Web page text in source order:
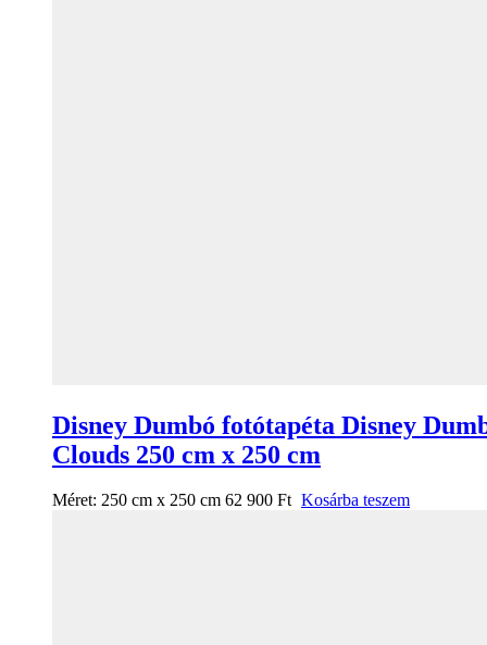
Disney Dumbó fotótapéta Disney
Clouds 250 cm x 250 cm
Méret: 250 cm x 250 cm 62 900 Ft Kosárba teszem